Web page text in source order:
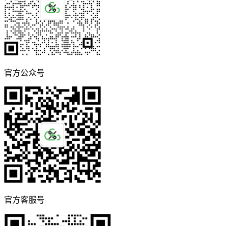
官方公众号
官方客服号